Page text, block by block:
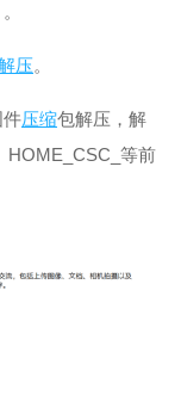
压。
件压缩包解压，解
HOME_CSC_等前